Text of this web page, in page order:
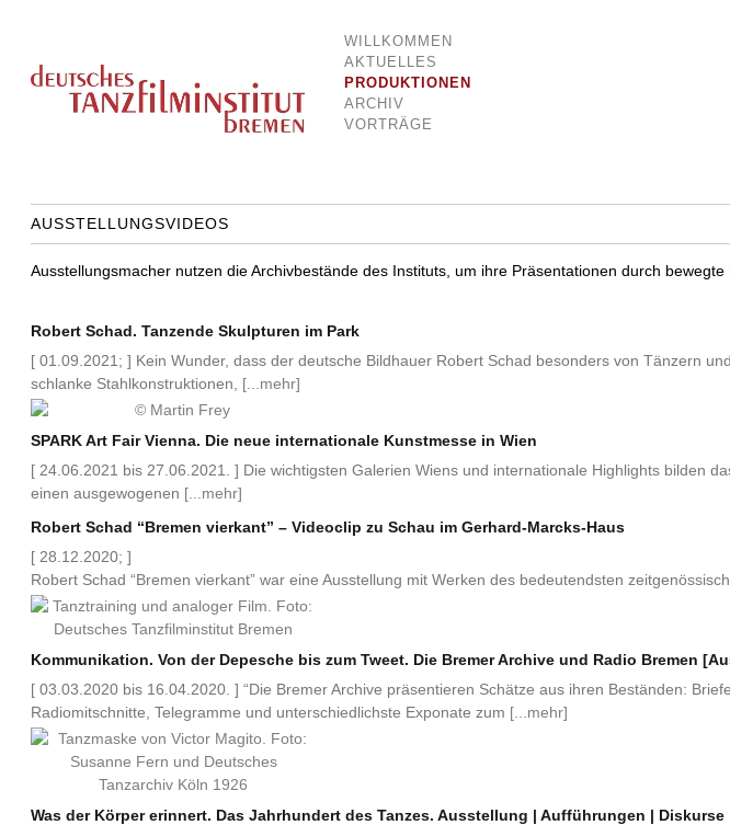
Deutsches Tanzfilminstitut Bremen
WILLKOMMEN
AKTUELLES
PRODUKTIONEN
ARCHIV
VORTRÄGE
AUSSTELLUNGSVIDEOS
Ausstellungsmacher nutzen die Archivbestände des Instituts, um ihre Präsentationen durch bewegte
Robert Schad. Tanzende Skulpturen im Park
[ 01.09.2021; ] Kein Wunder, dass der deutsche Bildhauer Robert Schad besonders von Tänzern
schlanke Stahlkonstruktionen, [...mehr]
SPARK Art Fair Vienna. Die neue internationale Kunstmesse in Wien
[ 24.06.2021 bis 27.06.2021. ] Die wichtigsten Galerien Wiens und internationale Highlights bilden
einen ausgewogenen [...mehr]
Robert Schad “Bremen vierkant” – Videoclip zu Schau im Gerhard-Marcks-Haus
[ 28.12.2020; ]
Robert Schad “Bremen vierkant” war eine Ausstellung mit Werken des bedeutendsten
Kommunikation. Von der Depesche bis zum Tweet. Die Bremer Archive und Radio Bremen
[ 03.03.2020 bis 16.04.2020. ] “Die Bremer Archive präsentieren Schätze aus ihren Beständen:
Radiomitschnitte, Telegramme und unterschiedlichste Exponate zum [...mehr]
Was der Körper erinnert. Das Jahrhundert des Tanzes. Ausstellung | Aufführungen | Diskurse